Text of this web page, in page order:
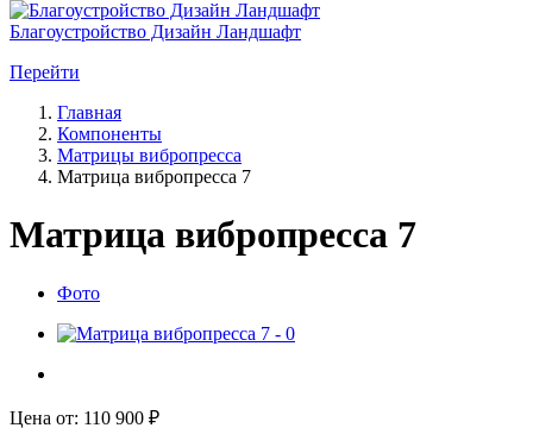
Благоустройство Дизайн Ландшафт
Перейти
Главная
Компоненты
Матрицы вибропресса
Матрица вибропресса 7
Матрица вибропресса 7
Фото
Цена от: 110 900 ₽